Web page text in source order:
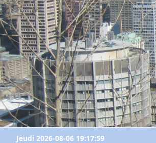
Jeudi 2026-08-06 19:17:59